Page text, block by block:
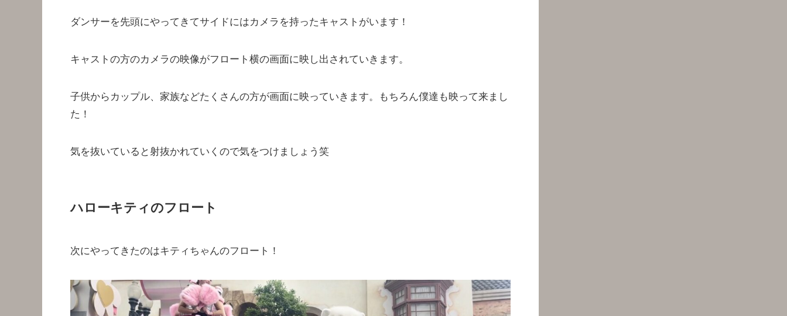
ダンサーを先頭にやってきてサイドにはカメラを持ったキャストがいます！
キャストの方のカメラの映像がフロート横の画面に映し出されていきます。
子供からカップル、家族などたくさんの方が画面に映っていきます。もちろん僕達も映って来まし
た！
気を抜いていると射抜かれていくので気をつけましょう笑
ハローキティのフロート
次にやってきたのはキティちゃんのフロート！